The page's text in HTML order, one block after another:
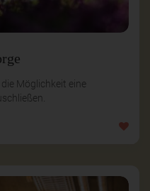
Möglichkeit eine